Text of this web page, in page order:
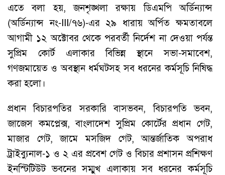
এতে বলা হয়, জনশৃঙ্খলা রক্ষায় ডিএমপি অর্ডিন্যান্স
(অর্ডিন্যান্স নং-III/৭৬)-এর ২৯ ধারায় অর্পিত ক্ষমতাবলে
আগামী ১২ অক্টোবর থেকে পরবর্তী নির্দেশ না দেওয়া পর্যন্ত
সুপ্রিম কোর্ট এলাকার বিভিন্ন স্থানে সভা-সমাবেশ,
গণজমায়েত ও অবস্থান ধর্মঘটসহ সব ধরনের কর্মসূচি নিষিদ্ধ
করা হলো।
প্রধান বিচারপতির সরকারি বাসভবন, বিচারপতি ভবন,
জাজেস কমপ্লেক্স, বাংলাদেশ সুপ্রিম কোর্টের প্রধান গেট,
মাজার গেট, জামে মসজিদ গেট, আন্তর্জাতিক অপরাধ
ট্রাইব্যুনাল-১ ও ২ এর প্রবেশ গেট ও বিচার প্রশাসন প্রশিক্ষণ
ইনস্টিটিউট ভবনের সম্মুখ এলাকায় সব ধরনের কর্মসূচি